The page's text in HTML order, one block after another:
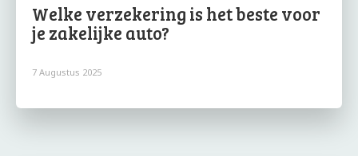
Welke verzekering is het beste voor
je zakelijke auto?
7 Augustus 2025